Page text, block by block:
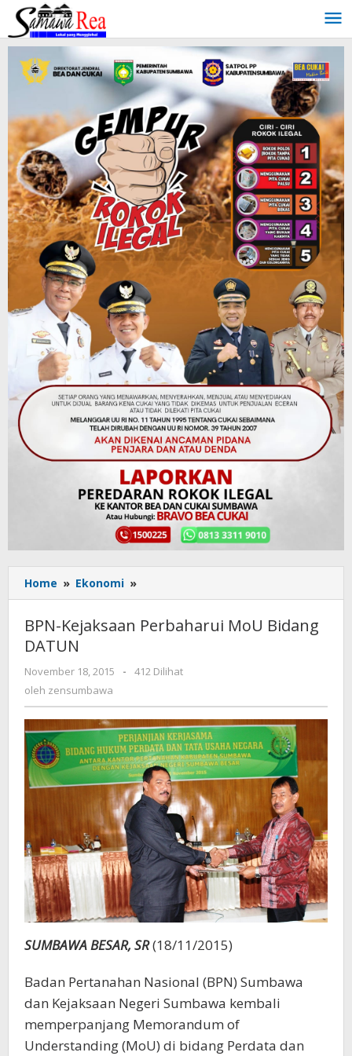
Lewati
konten
Home » Ekonomi »
Kejaksaan
Perbaharui
MoU
DATUN
BPN-Kejaksaan Perbaharui MoU Bidang
DATUN
November 18, 2015
oleh
-
412 Dilihat
oleh zensumbawa
SUMBAWA BESAR, SR(18/11/2015)
Badan Pertanahan Nasional (BPN) Sumbawa
dan Kejaksaan Negeri Sumbawa kembali
memperpanjang Memorandum of
Understanding (MoU) di bidang Perdata dan